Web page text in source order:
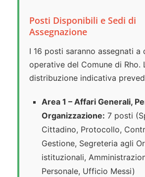
Posti Disponibili e Sedi di
Assegnazione
I 16 posti saranno assegnati a
operative del Comune di Rho.
distribuzione indicativa
Area 1 – Affari Generali,
Organizzazione: 7 posti
Cittadino, Protocollo,
Gestione, Segreteria agli
istituzionali,
Personale, Ufficio Messi)